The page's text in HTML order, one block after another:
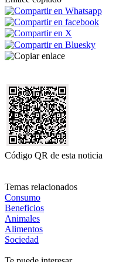
Código QR de esta noticia
Temas relacionados
Consumo
Beneficios
Animales
Alimentos
Sociedad